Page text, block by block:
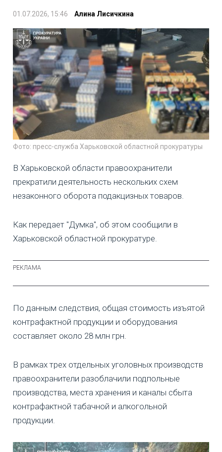
01.07.2026, 15:46 Алина Лисичкина
Фото: пресс-служба Харьковской областной прокуратуры
В Харьковской области правоохранители
прекратили деятельность нескольких схем
незаконного оборота подакцизных товаров.
Как передает "Думка", об этом сообщили в
Харьковской областной прокуратуре.
По данным следствия, общая стоимость изъятой
контрафактной продукции и оборудования
составляет около 28 млн грн.
В рамках трех отдельных уголовных производств
правоохранители разоблачили подпольные
производства, места хранения и каналы сбыта
контрафактной табачной и алкогольной
продукции.